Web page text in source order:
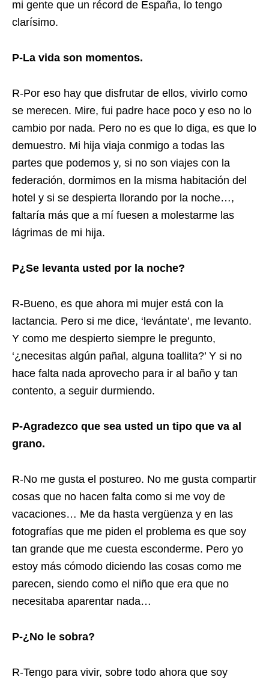
mi gente que un récord de España, lo tengo
clarísimo.
P-La vida son momentos.
R-Por eso hay que disfrutar de ellos, vivirlo como
se merecen. Mire, fui padre hace poco y eso no lo
cambio por nada. Pero no es que lo diga, es que lo
demuestro. Mi hija viaja conmigo a todas las
partes que podemos y, si no son viajes con la
federación, dormimos en la misma habitación del
hotel y si se despierta llorando por la noche…,
faltaría más que a mí fuesen a molestarme las
lágrimas de mi hija.
P¿Se levanta usted por la noche?
R-Bueno, es que ahora mi mujer está con la
lactancia. Pero si me dice, ‘levántate’, me levanto.
Y como me despierto siempre le pregunto,
‘¿necesitas algún pañal, alguna toallita?’ Y si no
hace falta nada aprovecho para ir al baño y tan
contento, a seguir durmiendo.
P-Agradezco que sea usted un tipo que va al
grano.
R-No me gusta el postureo. No me gusta compartir
cosas que no hacen falta como si me voy de
vacaciones… Me da hasta vergüenza y en las
fotografías que me piden el problema es que soy
tan grande que me cuesta esconderme. Pero yo
estoy más cómodo diciendo las cosas como me
parecen, siendo como el niño que era que no
necesitaba aparentar nada…
P-¿No le sobra?
R-Tengo para vivir, sobre todo ahora que soy